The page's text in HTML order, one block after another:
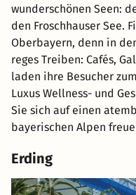
wunderschönen Seen:
den Froschhauser See.
Oberbayern, denn in
reges Treiben: Cafés,
laden ihre Besucher
Luxus Wellness- und
Sie sich auf einen
bayerischen Alpen
Erding